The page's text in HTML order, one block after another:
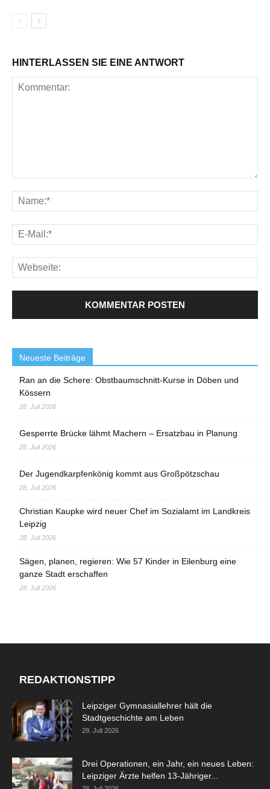
HINTERLASSEN SIE EINE ANTWORT
Neueste Beiträge
Ran an die Schere: Obstbaumschnitt-Kurse in Döben und
Kössern
28. Juli 2026
Gesperrte Brücke lähmt Machern – Ersatzbau in Planung
28. Juli 2026
Der Jugendkarpfenkönig kommt aus Großpötzschau
28. Juli 2026
Christian Kaupke wird neuer Chef im Sozialamt im Landkreis
Leipzig
28. Juli 2026
Sägen, planen, regieren: Wie 57 Kinder in Eilenburg eine
ganze Stadt erschaffen
28. Juli 2026
REDAKTIONSTIPP
Leipziger Gymnasiallehrer hält die
Stadtgeschichte am Leben
28. Juli 2026
Drei Operationen, ein Jahr, ein neues Leben:
Leipziger Ärzte helfen 13-Jähriger...